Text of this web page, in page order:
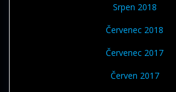
Srpen 2018
Červenec 2018
Červenec 2017
Červen 2017